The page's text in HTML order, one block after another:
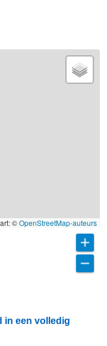
©OpenStreetMap-auteurs
in een volledig